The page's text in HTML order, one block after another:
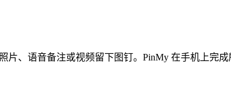
、语音备注或视频留下图钉。PinMy 在手机上完